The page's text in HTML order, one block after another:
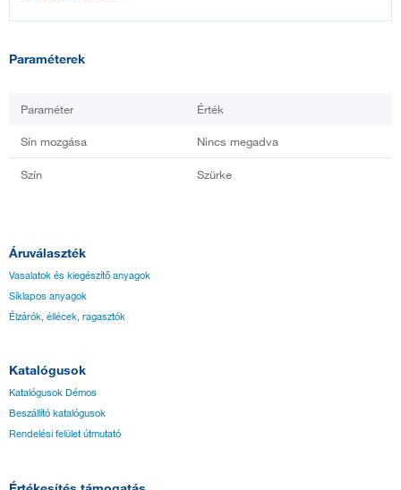
Paraméterek
Paraméter Érték
Sín mozgása Nincs megadva
Szín Szürke
Áruválaszték
Vasalatok és kiegészítő anyagok
Síklapos anyagok
Élzárók, éllécek, ragasztók
Katalógusok
Katalógusok Démos
Beszállító katalógusok
Rendelési felület útmutató